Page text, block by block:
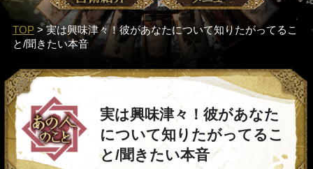
TOP> 実は興味津々！彼があなたについて知りたがってるこ
と/聞きたい本音
実は興味津々！彼があなた
について知りたがってるこ
と/聞きたい本音